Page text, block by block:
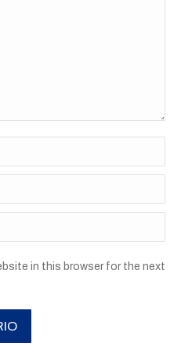
in this browser for the next